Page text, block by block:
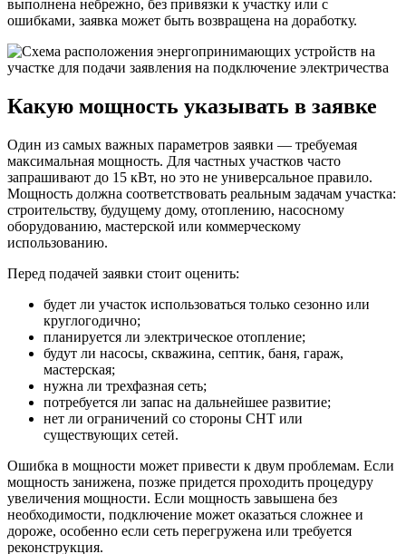
выполнена небрежно, без привязки к участку или с
ошибками, заявка может быть возвращена на доработку.
Какую мощность указывать в заявке
Один из самых важных параметров заявки — требуемая
максимальная мощность. Для частных участков часто
запрашивают до 15 кВт, но это не универсальное правило.
Мощность должна соответствовать реальным задачам участка:
строительству, будущему дому, отоплению, насосному
оборудованию, мастерской или коммерческому
использованию.
Перед подачей заявки стоит оценить:
будет ли участок использоваться только сезонно или
круглогодично;
планируется ли электрическое отопление;
будут ли насосы, скважина, септик, баня, гараж,
мастерская;
нужна ли трехфазная сеть;
потребуется ли запас на дальнейшее развитие;
нет ли ограничений со стороны СНТ или
существующих сетей.
Ошибка в мощности может привести к двум проблемам. Если
мощность занижена, позже придется проходить процедуру
увеличения мощности. Если мощность завышена без
необходимости, подключение может оказаться сложнее и
дороже, особенно если сеть перегружена или требуется
реконструкция.